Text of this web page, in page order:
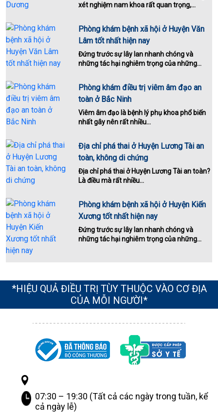
xét nghiệm nam khoa rất quan trọng,...
Phòng khám bệnh xã hội ở Huyện Văn
Lâm tốt nhất hiện nay
Đứng trước sự lây lan nhanh chóng và
những tác hại nghiêm trọng của những...
Phòng khám điều trị viêm âm đạo an
toàn ở Bắc Ninh
Viêm âm đạo là bệnh lý phụ khoa phổ biến
nhất gây nên rất nhiều...
Địa chỉ phá thai ở Huyện Lương Tài an
toàn, không di chứng
Địa chỉ phá thai ở Huyện Lương Tài an toàn?
Là điều mà rất nhiều...
Phòng khám bệnh xã hội ở Huyện Kiến
Xương tốt nhất hiện nay
Đứng trước sự lây lan nhanh chóng và
những tác hại nghiêm trọng của những...
*HIỆU QUẢ ĐIỀU TRỊ TÙY THUỘC VÀO CƠ ĐỊA
CỦA MỖI NGƯỜI*
07:30 – 19:30 (Tất cả các ngày trong tuần, kể
cả ngày lễ)